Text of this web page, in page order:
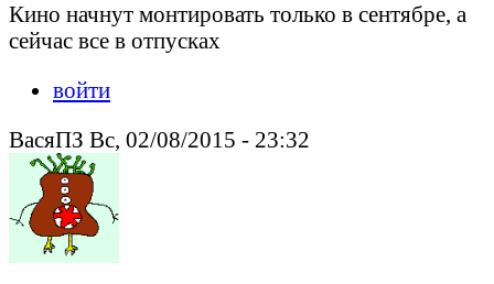
Кино начнут монтировать только в сентябре, а
сейчас все в отпусках
войти
ВасяПЗ Вс, 02/08/2015 - 23:32